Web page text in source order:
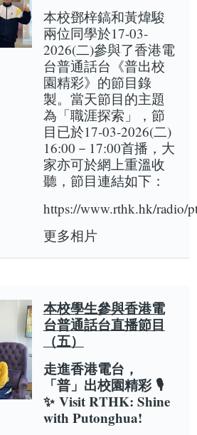
本校鄧梓鎬和黃煒駿
兩位同學於17-03-
2026(二)參與了香港電
台普通話台《普出校
園精彩》的節目錄
製。當天節目的主題
為「職涯探索」，節
目已於17-03-2026(二)
16:00－17:00首播，大
家亦可於網上重溫收
聽，節目連結如下：
https://www.rthk.hk/radio/
更多相片
本校學生參與香港電
台普通話台直播節目
（五）
走進香港電台，
「普」出校園精彩 🎙️
✨ Visit RTHK: Shine
with Putonghua!